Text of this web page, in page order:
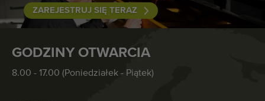
ZAREJESTRUJ SIĘ TERAZ
GODZINY OTWARCIA
8.00 - 17.00 (Poniedziałek - Piątek)